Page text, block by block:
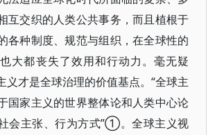
互交织的人类公共事务，而且植根于
各种制度、规范与组织，在全球性的
大都丧失了效用和行动力。毫无疑
义才是全球治理的价值基点。“全球主
国家主义的世界整体论和人类中心论
会主张、行为方式”①。全球主义视